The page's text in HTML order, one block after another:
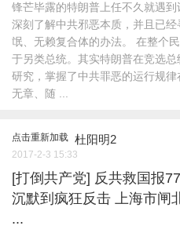
锋芒毕露的特朗普上任不久就遇
深刻了解中共邪恶本质，并且已
氓、无赖复合体的办法。 在整个
于另类总统。其实特朗普在竞选
研究，掌握了中共罪恶的运行规
无章、随 ...
点击重新加载 杜阳明2
2017-2-3 15:33
[打倒共产党] 反共救国报
沉默到疯狂反击 上海市闸
...